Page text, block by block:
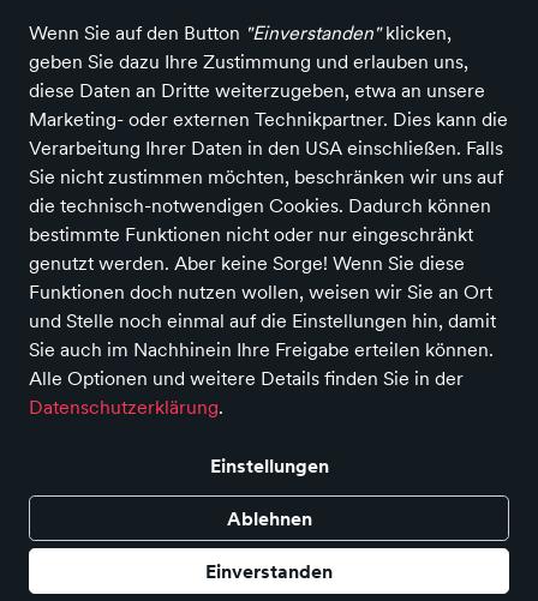
Wenn Sie auf den Button "Einverstanden"klicken,
geben Sie dazu Ihre Zustimmung und erlauben uns,
diese Daten an Dritte weiterzugeben, etwa an unsere
Marketing- oder externen Technikpartner. Dies kann die
Verarbeitung Ihrer Daten in den USA einschließen. Falls
Sie nicht zustimmen möchten, beschränken wir uns auf
die technisch-notwendigen Cookies. Dadurch können
bestimmte Funktionen nicht oder nur eingeschränkt
genutzt werden. Aber keine Sorge! Wenn Sie diese
Funktionen doch nutzen wollen, weisen wir Sie an Ort
und Stelle noch einmal auf die Einstellungen hin, damit
Sie auch im Nachhinein Ihre Freigabe erteilen können.
Alle Optionen und weitere Details finden Sie in der
Datenschutzerklärung.
Einstellungen
Ablehnen
Einverstanden
+4952588040
E-Mail senden
Zum Profil
Mehr erfahren
Schuhhaus Zehanciuc Damen
ALLE FILTER
Farbe Größe Marken